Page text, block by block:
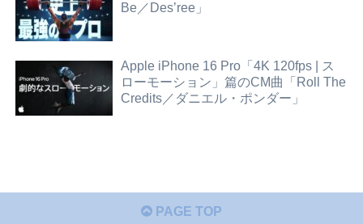
Be／Des’ree」
Apple iPhone 16 Pro「4K 120fps | ス
ローモーション」篇のCM曲「Roll The
Credits／ダニエル・ポンダー」
PAGE TOP